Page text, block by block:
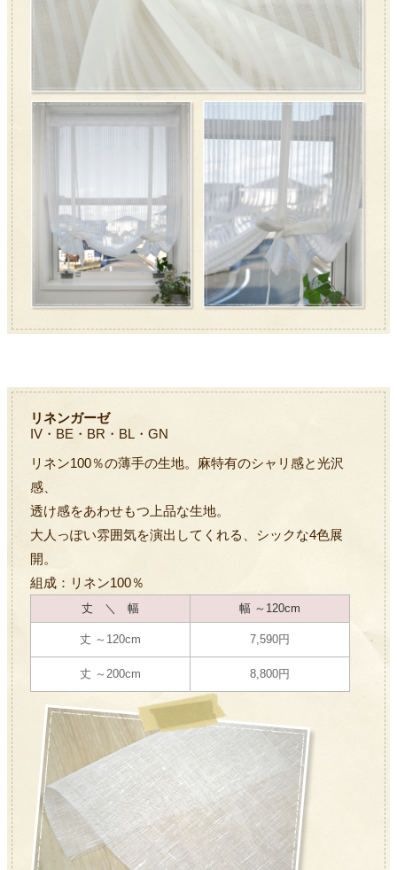
リネンガーゼ
IV・BE・BR・BL・GN
リネン100％の薄手の生地。麻特有のシャリ感と光沢
感、
透け感をあわせもつ上品な生地。
大人っぽい雰囲気を演出してくれる、シックな4色展
開。
組成：リネン100％
丈 ＼ 幅 幅 ～120cm
丈 ～120cm 7,590円
丈 ～200cm 8,800円